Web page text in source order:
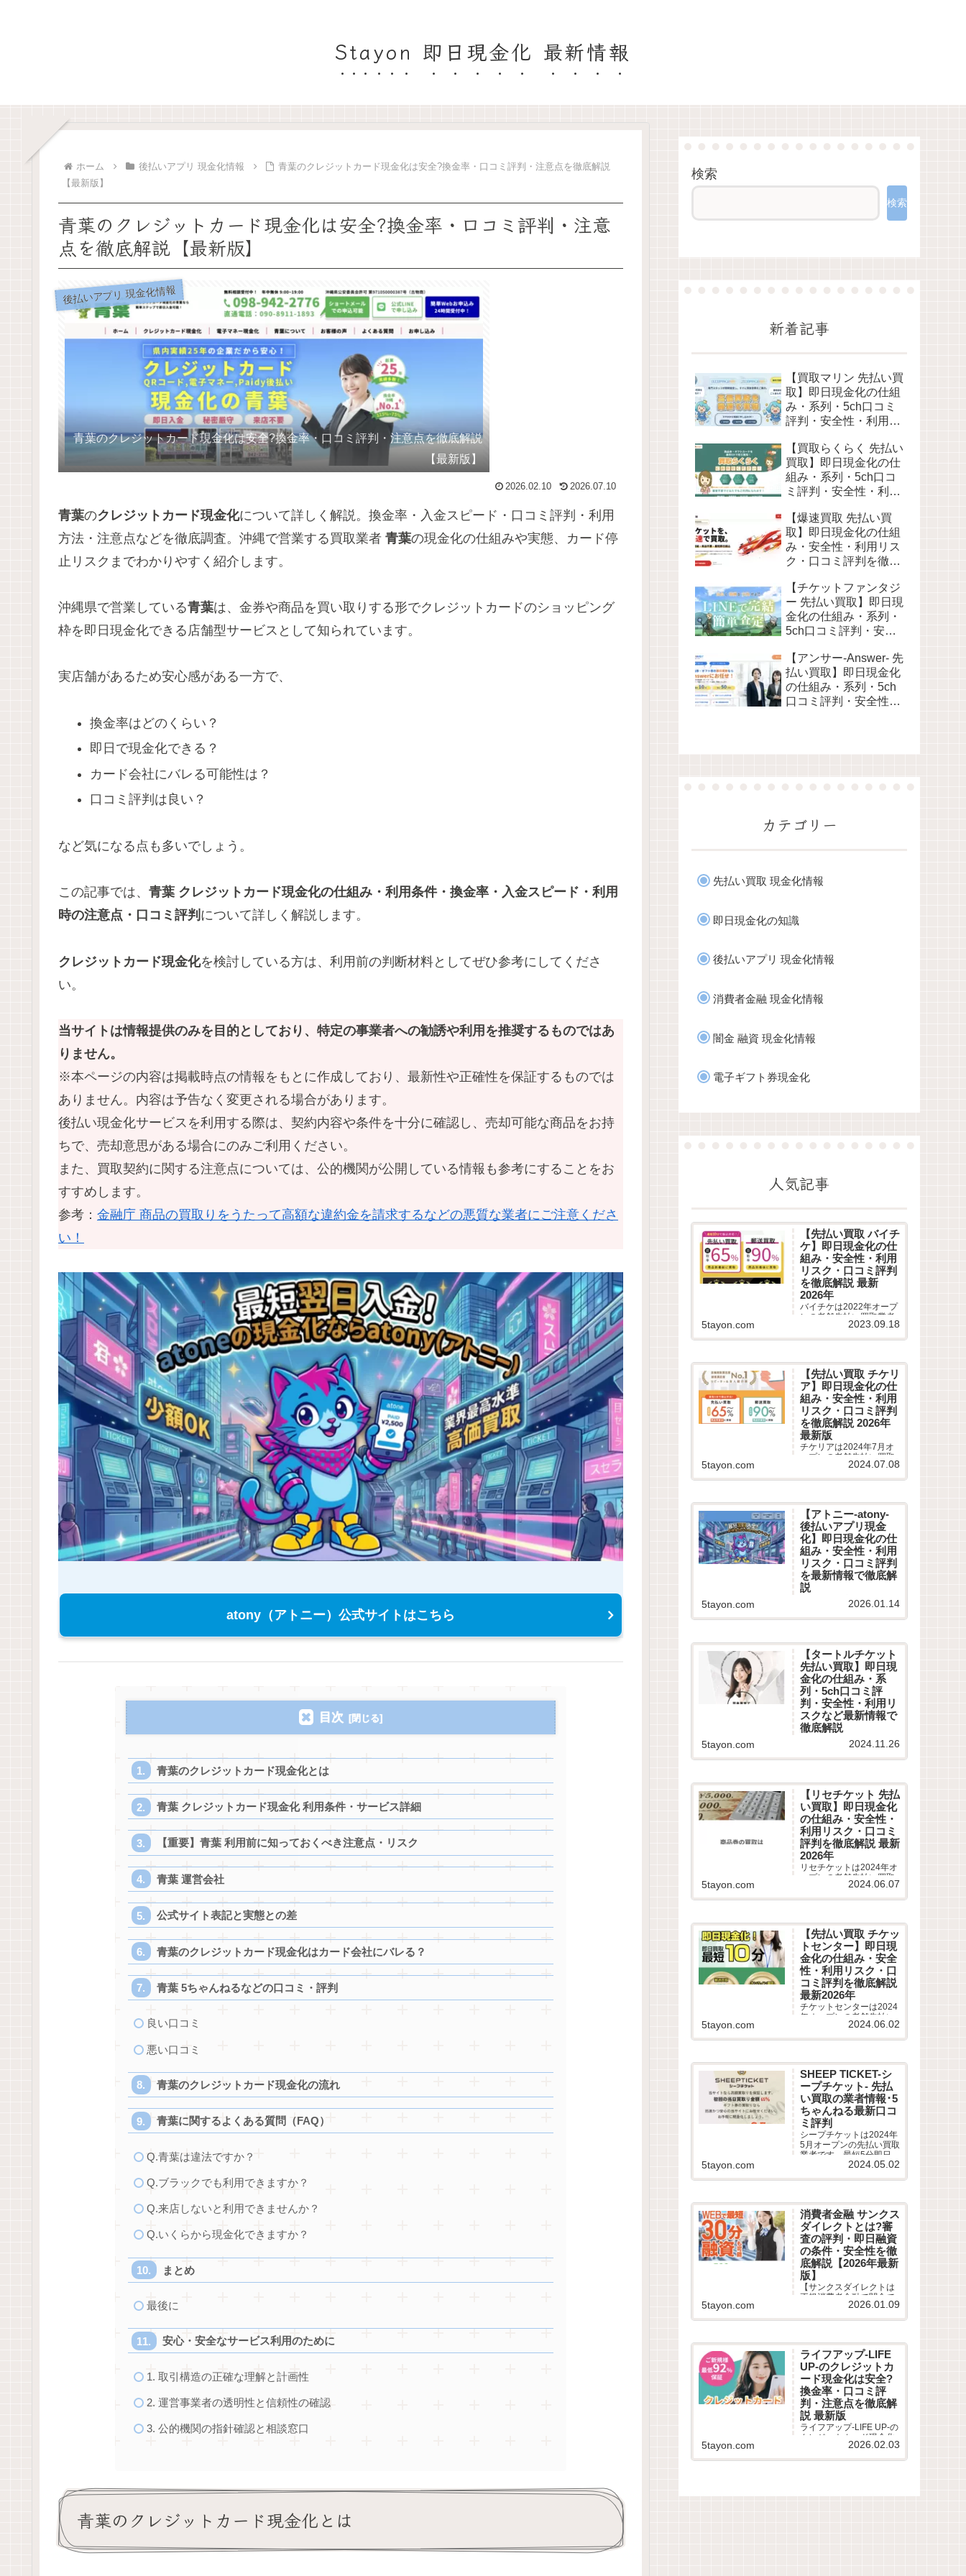
Stayon 即日現金化 最新情報
ホーム 後払いアプリ 現金化情報
青葉のクレジットカード現金化は安全?換金率・口コミ評判・注意点を徹底解説
【最新版】
青葉のクレジットカード現金化は安全?換金率・口コミ評判・注意
点を徹底解説【最新版】
後払いアプリ 現金化情報
青葉のクレジットカード現金化は安全?換金率・口コミ評判・注意点を徹底解説
【最新版】
2026.02.10 2026.07.10
青葉のクレジットカード現金化について詳しく解説。換金率・入金スピード・口コミ評判・利用
方法・注意点などを徹底調査。沖縄で営業する買取業者 青葉の現金化の仕組みや実態、カード停
止リスクまでわかりやすく紹介します。
沖縄県で営業している青葉は、金券や商品を買い取りする形でクレジットカードのショッピング
枠を即日現金化できる店舗型サービスとして知られています。
実店舗があるため安心感がある一方で、
換金率はどのくらい？
即日で現金化できる？
カード会社にバレる可能性は？
口コミ評判は良い？
など気になる点も多いでしょう。
この記事では、 青葉 クレジットカード現金化の仕組み・利用条件・換金率・入金スピード・利用
時の注意点・口コミ評判 について詳しく解説します。
クレジットカード現金化を検討している方は、利用前の判断材料としてぜひ参考にしてくださ
い。
当サイトは情報提供のみを目的としており、特定の事業者への勧誘や利用を推奨するものではあ
りません。
※本ページの内容は掲載時点の情報をもとに作成しており、最新性や正確性を保証するものでは
ありません。内容は予告なく変更される場合があります。
後払い現金化サービスを利用する際は、契約内容や条件を十分に確認し、売却可能な商品をお持
ちで、売却意思がある場合にのみご利用ください。
また、買取契約に関する注意点については、公的機関が公開している情報も参考にすることをお
すすめします。
参考： 金融庁 商品の買取りをうたって高額な違約金を請求するなどの悪質な業者にご注意くださ
い！
atony（アトニー）公式サイトはこちら
目次
青葉のクレジットカード現金化とは
青葉 クレジットカード現金化 利用条件・サービス詳細
【重要】青葉 利用前に知っておくべき注意点・リスク
青葉 運営会社
公式サイト表記と実態との差
青葉のクレジットカード現金化はカード会社にバレる？
青葉 5ちゃんねるなどの口コミ・評判
良い口コミ
悪い口コミ
青葉のクレジットカード現金化の流れ
青葉に関するよくある質問（FAQ）
Q.青葉は違法ですか？
Q.ブラックでも利用できますか？
Q.来店しないと利用できませんか？
Q.いくらから現金化できますか？
まとめ
最後に
安心・安全なサービス利用のために
1. 取引構造の正確な理解と計画性
2. 運営事業者の透明性と信頼性の確認
3. 公的機関の指針確認と相談窓口
青葉のクレジットカード現金化とは
検索
検索
新着記事
【買取マリン 先払い買
取】即日現金化の仕組
み・系列・5ch口コミ
評判・安全性・利用リ
底解説
【買取らくらく 先払い
買取】即日現金化の仕
組み・系列・5ch口コ
ミ評判・安全性・利用
徹底解説
【爆速買取 先払い買
取】即日現金化の仕組
み・安全性・利用リス
ク・口コミ評判を徹底
【チケットファンタジ
ー 先払い買取】即日現
金化の仕組み・系列・
5ch口コミ評判・安全
新情報で徹底解説
【アンサー-Answer- 先
払い買取】即日現金化
の仕組み・系列・5ch
口コミ評判・安全性・
カテゴリー
先払い買取 現金化情報
即日現金化の知識
後払いアプリ 現金化情報
消費者金融 現金化情報
闇金 融資 現金化情報
電子ギフト券現金化
人気記事
【先払い買取 バイチ
ケ】即日現金化の仕
組み・安全性・利用
リスク・口コミ評判
を徹底解説 最新
2026年
バイチケは2022年オープ
ンの老舗先払い買取業者
です。最短10分即日現金
者の実際の口コミ評判を
徹底調査しました。LINE
完結の申込方法や特徴、
注意点など最新情報でわ
かりやすく解説します。
5tayon.com 2023.09.18
【先払い買取 チケリ
ア】即日現金化の仕
組み・安全性・利用
リスク・口コミ評判
を徹底解説 2026年
最新版
チケリアは2024年7月オ
ープンの老舗先払い買取
業者です。最短5分即日現
利用者の実際の口コミ評
判を徹底調査しました。
LINE完結の申込方法や特
徴、注意点など最新情報
でわかりやすく解説しま
す。
5tayon.com 2024.07.08
【アトニー-atony-
後払いアプリ現金
化】即日現金化の仕
組み・安全性・利用
リスク・口コミ評判
を最新情報で徹底解
説
【最大換金率90% アトニ
ー 後払いアプリ現金化】
口コミや最新情報を徹底
から最新換金率相場・振
込スピードまで詳しく紹
介します。
5tayon.com 2026.01.14
【タートルチケット
先払い買取】即日現
金化の仕組み・系
列・5ch口コミ評
判・安全性・利用リ
スクなど最新情報で
徹底解説
タートルチケットは2024
年11月オープンの老舗先
払い買取業者です。即日
報、5ちゃんねるなどから
利用者の実際の口コミ評
判を徹底調査しました。
LINE完結の申込方法や特
徴、注意点など最新情報
でわかりやすく解説しま
す。
5tayon.com 2024.11.26
【リセチケット 先払
い買取】即日現金化
の仕組み・安全性・
利用リスク・口コミ
評判を徹底解説 最新
2026年
リセチケットは2024年オ
ープンの老舗先払い買取
業者です。最短15分で即
ら利用者の実際の口コミ
評判を徹底調査しまし
た。LINE完結の申込方法
や特徴、注意点など最新
情報でわかりやすく解説
します。
5tayon.com 2024.06.07
【先払い買取 チケッ
トセンター】即日現
金化の仕組み・安全
性・利用リスク・口
コミ評判を徹底解説
最新2026年
チケットセンターは2024
年オープンの老舗先払い
買取業者です。最短10分
ミ評判を徹底調査しまし
た。LINE完結の申込方法
や特徴、注意点など最新
情報でわかりやすく解説
します。
5tayon.com 2024.06.02
SHEEP TICKET-シ
ープチケット- 先払
い買取の業者情報･5
ちゃんねる最新口コ
ミ評判
シープチケットは2024年
5月オープンの先払い買取
業者です。最短5分即日現
金化サービスの仕組みや
判を徹底調査しました。
LINE完結の申込方法や特
徴、注意点など最新情報
でわかりやすく解説しま
す。
5tayon.com 2024.05.02
消費者金融 サンクス
ダイレクトとは?審
査の評判・即日融資
の条件・安全性を徹
底解説【2026年最新
版】
【サンクスダイレクトは
正規消費者金融で闇金で
はありません】柔軟な審
有無など気になる評判を
徹底解説。審査落ちが不
安な多重債務者も必見！
最新の借入条件を公開。
5tayon.com 2026.01.09
ライフアップ-LIFE
UP-のクレジットカ
ード現金化は安全?
換金率・口コミ評
判・注意点を徹底解
説 最新版
ライフアップ-LIFE UP-の
クレジットカード現金化
サービスを徹底解説。利
5tayon.com 2026.02.03